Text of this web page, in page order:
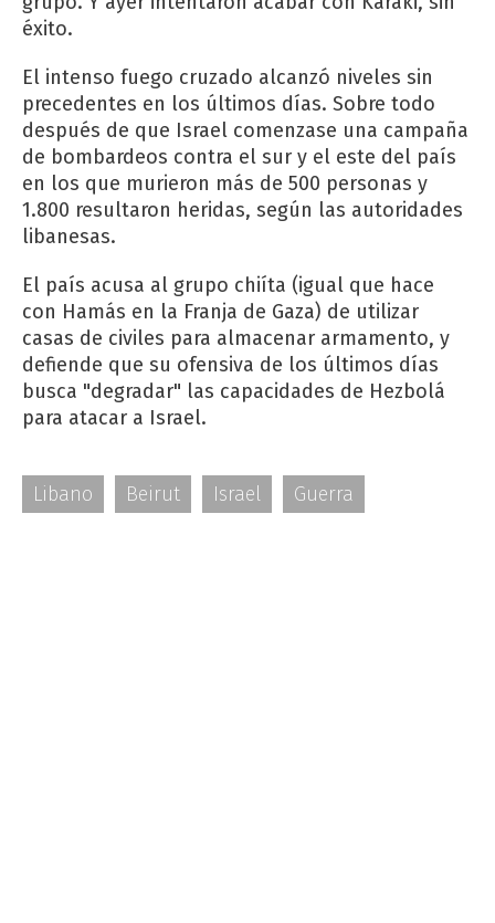
éxito.
El intenso fuego cruzado alcanzó niveles sin
precedentes en los últimos días. Sobre todo
después de que Israel comenzase una campaña
de bombardeos contra el sur y el este del país
en los que murieron más de 500 personas y
1.800 resultaron heridas, según las autoridades
libanesas.
El país acusa al grupo chiíta (igual que hace
con Hamás en la Franja de Gaza) de utilizar
casas de civiles para almacenar armamento, y
defiende que su ofensiva de los últimos días
busca "degradar" las capacidades de Hezbolá
para atacar a Israel.
Libano Beirut Israel Guerra